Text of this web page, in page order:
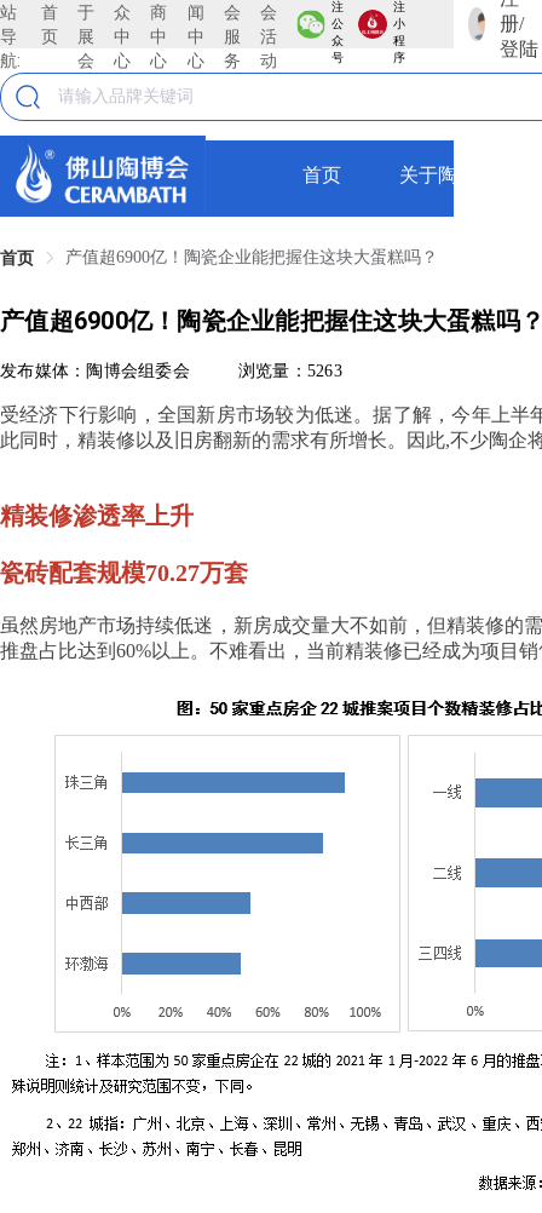
站
导
航:
首
页
于
展
会
众
中
心
商
中
心
闻
中
心
会
服
务
会
活
动
注
公
众
号
注
小
程
序
册/
登陆
首页 关于陶博会
首页 产值超6900亿！陶瓷企业能把握住这块大蛋糕吗？
产值超6900亿！陶瓷企业能把握住这块大蛋糕吗
发布媒体：陶博会组委会 浏览量：5263
受经济下行影响，全国新房市场较为低迷。据了解，今年上
此同时，精装修以及旧房翻新的需求有所增长。因此,不少陶
精装修渗透率上升
瓷砖配套规模70.27万套
虽然房地产市场持续低迷，新房成交量大不如前，但精装修的
推盘占比达到60%以上。不难看出，当前精装修已经成为项目